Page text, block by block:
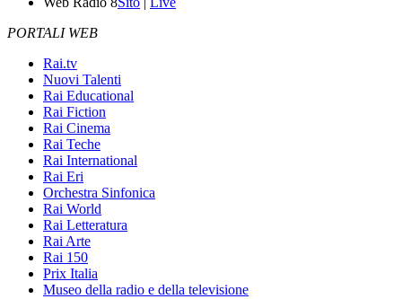
PORTALI WEB
Rai.tv
Nuovi Talenti
Rai Educational
Rai Fiction
Rai Cinema
Rai Teche
Rai International
Rai Eri
Orchestra Sinfonica
Rai World
Rai Letteratura
Rai Arte
Rai 150
Prix Italia
Museo della radio e della televisione